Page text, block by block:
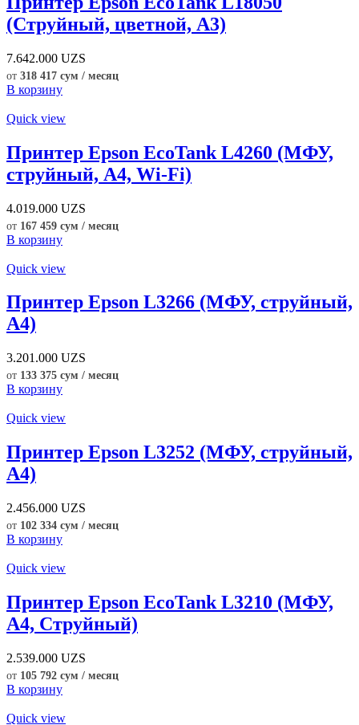
(Струйный, цветной, А3)
7.642.000 UZS
от 318 417 сум / месяц
В корзину
Quick view
Принтер Epson EcoTank L4260 (МФУ,
струйный, А4, Wi-Fi)
4.019.000 UZS
от 167 459 сум / месяц
В корзину
Quick view
Принтер Epson L3266 (МФУ, струйный,
А4)
3.201.000 UZS
от 133 375 сум / месяц
В корзину
Quick view
Принтер Epson L3252 (МФУ, струйный,
А4)
2.456.000 UZS
от 102 334 сум / месяц
В корзину
Quick view
Принтер Epson EcoTank L3210 (МФУ,
А4, Струйный)
2.539.000 UZS
от 105 792 сум / месяц
В корзину
Quick view